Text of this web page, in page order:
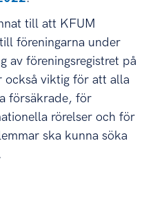
till att KFUM
föreningarna under
av föreningsregistret på
också viktig för att alla
försäkrade, för
rörelser och för
ska kunna söka